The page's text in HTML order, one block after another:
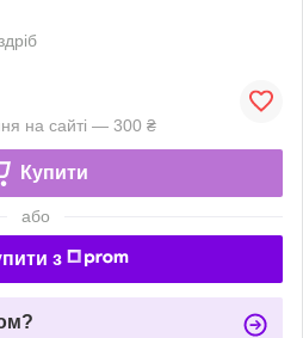
на сайті — 300 ₴
Купити
або
з